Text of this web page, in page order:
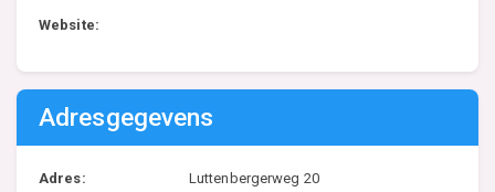
Website:
Adresgegevens
Adres: Luttenbergerweg 20